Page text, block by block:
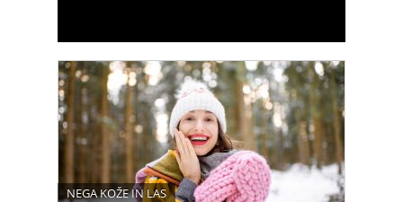
NEGA KOŽE IN LAS